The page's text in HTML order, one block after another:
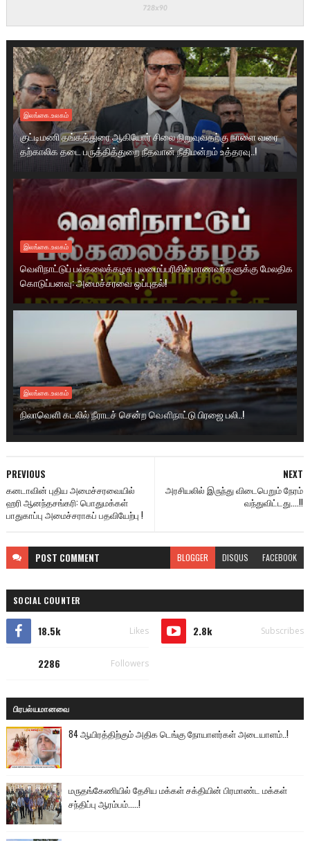
இலங்கை.உலகம்
குட்டிமணி தங்கத்துரை ஆகியோர் சிலை நிறுவுவதற்கு நாளை வரை
தற்காலிக தடை பருத்தித்துறை நீதவான் நீதிமன்றம் உத்தரவு..!
இலங்கை.உலகம்
வெளிநாட்டுப் பல்கலைக்கழக புலமைப்பரிசில் மாணவர்களுக்கு மேலதிக
கொடுப்பனவு: அமைச்சரவை ஒப்புதல்!
இலங்கை.உலகம்
நிலாவெளி கடலில் நீராடச் சென்ற வௌிநாட்டு பிரஜை பலி..!
NEXT
அரசியலில் இருந்து விடைபெறும் நேரம்
வந்துவிட்டது....!!
PREVIOUS
கனடாவின் புதிய அமைச்சரவையில்
ஹரி ஆனந்தசங்கரி: பொதுமக்கள்
பாதுகாப்பு அமைச்சராகப் பதவியேற்பு !
POST COMMENT BLOGGER DISQUS FACEBOOK
SOCIAL COUNTER
18.5k Likes 2.8k Subscribes
2286 Followers
பிரபல்யமானவை
84 ஆயிரத்திற்கும் அதிக டெங்கு நோயாளர்கள் அடையாளம்..!
மருதங்கேணியில் தேசிய மக்கள் சக்தியின் பிரமாண்ட மக்கள்
சந்திப்பு ஆரம்பம்.....!